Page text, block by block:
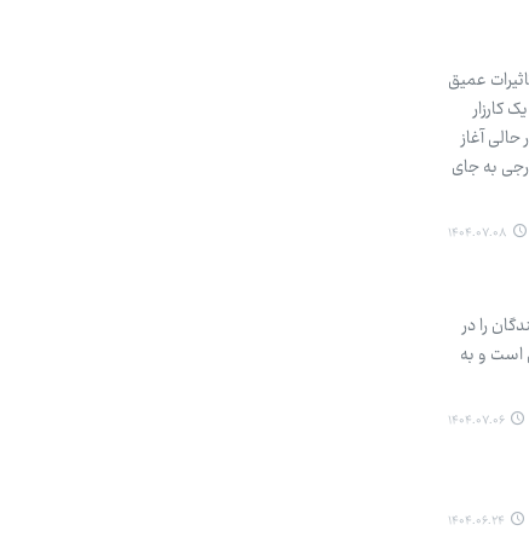
عمیق
کارزار
آغاز
به جای
۱۴۰۴.۰۷.۰۸
رزمندگان را در
است و به
۱۴۰۴.۰۷.۰۶
۱۴۰۴.۰۶.۲۴